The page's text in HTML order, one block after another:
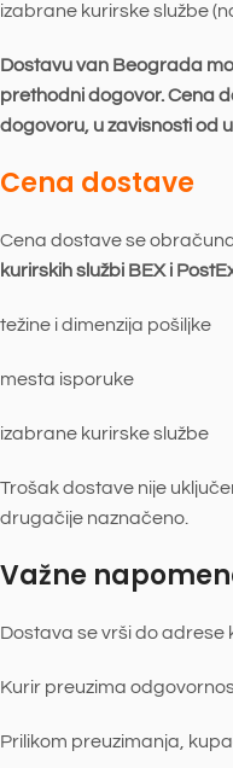
izabrane kurirske službe
Dostavu van Beograda
prethodni dogovor. Cena
dogovoru, u zavisnosti od
Cena dostave
Cena dostave se
kurirskih službi BEX i
težine i dimenzija pošiljke
mesta isporuke
izabrane kurirske službe
Trošak dostave nije
drugačije naznačeno.
Važne
Dostava se vrši do adrese
Kurir preuzima
Prilikom preuzimanja,